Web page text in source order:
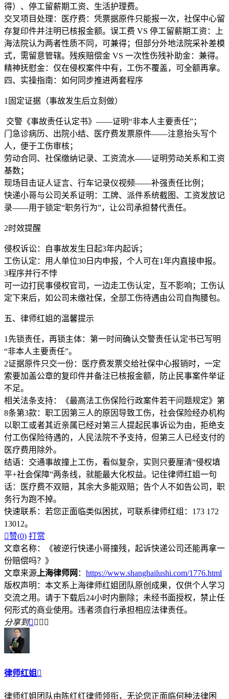
得）、停工留薪期工资、生活护理费。
交叉项目处理：医疗费：凭票据原件只能报一次，社保中心留
存复印件并注明已核报金额。误工费 VS 停工留薪期工资：上
海法院认为两者性质不同，可兼得；但部分外地法院采补差模
式，需留意管辖。残疾赔偿金 VS 一次性伤残补助金：兼得。
精神抚慰金：仅在侵权案件中有，工伤不覆盖，可全额再拿。
四、实操指南：如何同步推进两套程序
1固定证据（事故发生后立刻做）
交警《事故责任认定书》——证明“非本人主要责任”；
门急诊病历、出院小结、医疗费发票原件——注意抬头写个
人，便于工伤审核；
劳动合同、社保缴纳记录、工资流水——证明劳动关系和工资
基数；
现场目击证人证言、行车记录仪视频——补强责任比例；
快递小哥与公司关系证明：工牌、派件系统截图、工资发放记
录——用于锁定“职务行为”，让公司承担替代责任。
2时效提醒
侵权诉讼：自事故发生日起3年内起诉；
工伤认定：用人单位30日内申报，个人可在1年内直接申报。
3程序并行不悖
可一边打民事侵权官司，一边走工伤认定，互不影响；工伤认
定下来后，如公司未缴社保，全部工伤待遇由公司自掏腰包。
五、律师红姐的温馨提示
1先锁责任，再锁主体：第一时间确认交警责任认定书已写明
“非本人主要责任”。
2证据原件只交一份：医疗费发票交给社保中心报销时，一定
索要加盖公章的复印件并备注已核报金额，防止民事案件举证
不足。
相关法条支持：《最高法工伤保险行政案件若干问题规定》第
8条第3款：职工因第三人的原因导致工伤，社会保险经办机构
以职工或者其近亲属已经对第三人提起民事诉讼为由，拒绝支
付工伤保险待遇的，人民法院不予支持，但第三人已经支付的
医疗费用除外。
结语：交通事故撞上工伤，看似复杂，实则只要厘清“侵权填
平+社会保障”两条线，就能最大化权益。记住律师红姐一句
话：医疗费不双赔，其余大多能双赔；告个人不如告公司，职
务行为跑不掉。
快速联系：若您正面临类似困扰，可联系律师红组：173 172
13012。
赞(0) 打赏
文章名称：《被逆行快递小哥撞残，起诉快递公司还能再拿一
份赔偿吗？》
文章来源 上海律师网 ： https://www.shanghailushi.com/1776.html
版权声明：本文系上海律师红姐团队原创成果，仅供个人学习
交流之用。请于下载后24小时内删除；未经书面授权，禁止任
何形式的商业使用。违者须自行承担相应法律责任。
分享到   
律师红姐 
律师红姐团队由陈红红律师领衔，无论您正面临何种法律困